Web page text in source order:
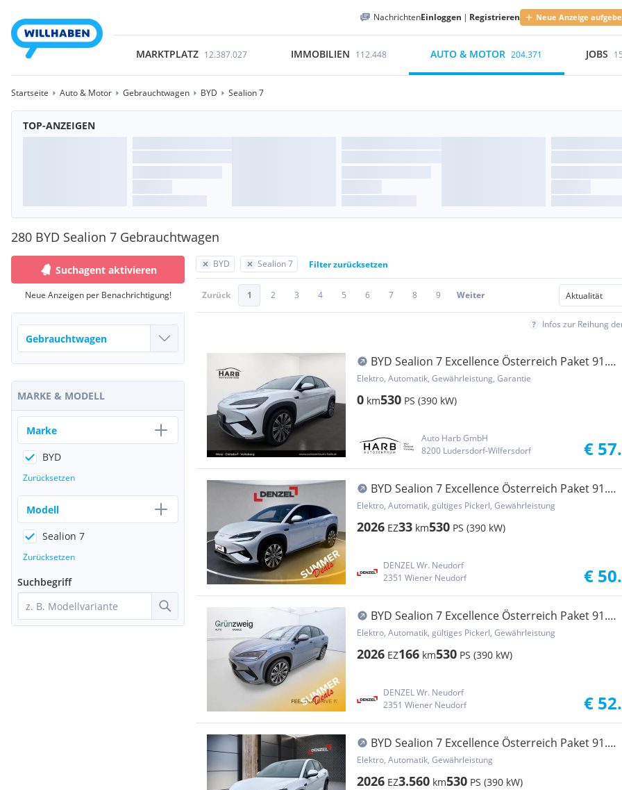
NachrichtenEinloggen | Registrieren Neue Anzeige
MARKTPLATZ 12.387.027 IMMOBILIEN 112.448 AUTO & MOTOR 204.371 JOBS
Startseite Auto & Motor Gebrauchtwagen BYD Sealion 7
TOP-ANZEIGEN
280 BYD Sealion 7 Gebrauchtwagen
BYD Sealion 7 Filter zurücksetzen
Zurück 1 2 3 4 5 6 7 8 9 Weiter
Infos zur Reihung
BYD Sealion 7 Excellence Österreich Paket 91.5
kWh AWD
Elektro, Automatik, Gewährleistung, Garantie
0 km530 PS (390 kW)
Auto Harb GmbH
8200 Ludersdorf-Wilfersdorf
€
BYD Sealion 7 Excellence Österreich Paket 91.5
kWh AWD
Elektro, Automatik, gültiges Pickerl, Gewährleistung
2026 EZ33 km530 PS (390 kW)
DENZEL Wr. Neudorf
2351 Wiener Neudorf
€
BYD Sealion 7 Excellence Österreich Paket 91.5
kWh AWD
Elektro, Automatik, gültiges Pickerl, Gewährleistung
2026 EZ166 km530 PS (390 kW)
DENZEL Wr. Neudorf
2351 Wiener Neudorf
€
BYD Sealion 7 Excellence Österreich Paket 91.5
kWh AWD
Elektro, Automatik, Gewährleistung
2026 EZ3.560 km530 PS (390 kW)
Suchagent aktivieren
Neue Anzeigen per Benachrichtigung!
MARKE & MODELL
Marke
BYD
Zurücksetzen
Modell
Sealion 7
Zurücksetzen
Suchbegriff